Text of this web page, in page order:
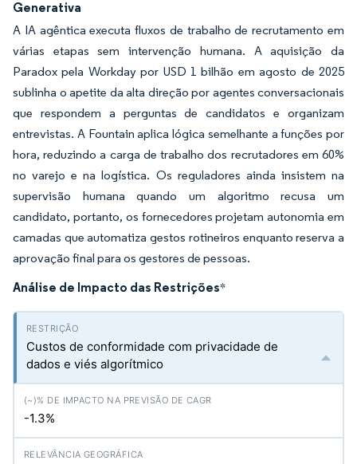
Generativa
A IA agêntica executa fluxos de trabalho de recrutamento em
várias etapas sem intervenção humana. A aquisição da
Paradox pela Workday por USD 1 bilhão em agosto de 2025
sublinha o apetite da alta direção por agentes conversacionais
que respondem a perguntas de candidatos e organizam
entrevistas. A Fountain aplica lógica semelhante a funções por
hora, reduzindo a carga de trabalho dos recrutadores em 60%
no varejo e na logística. Os reguladores ainda insistem na
supervisão humana quando um algoritmo recusa um
candidato, portanto, os fornecedores projetam autonomia em
camadas que automatiza gestos rotineiros enquanto reserva a
aprovação final para os gestores de pessoas.
Análise de Impacto das Restrições*
Custos de conformidade com privacidade de
dados e viés algorítmico
-1.3%